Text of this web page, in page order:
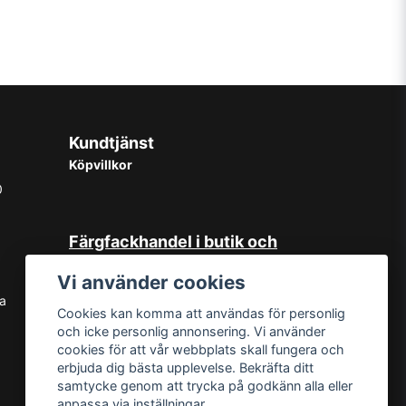
Kundtjänst
Köpvillkor
Färgfackhandel i butik och
Hos oss på Norrlandsfärg har det
sedan starten 1965 varit självklart
med god kundservice. Du kan känna
dig trygg med köp hos oss oavsett
om det är i butiken i Sundsvall eller
online. Det går lika bra att kontakta
Vi använder cookies
Cookies kan komma att användas för personlig
och icke personlig annonsering. Vi använder
cookies för att vår webbplats skall fungera och
erbjuda dig bästa upplevelse. Bekräfta ditt
samtycke genom att trycka på godkänn alla eller